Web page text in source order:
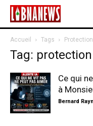
Accueil Tags
Tag:
Ce qui
à
Bernard